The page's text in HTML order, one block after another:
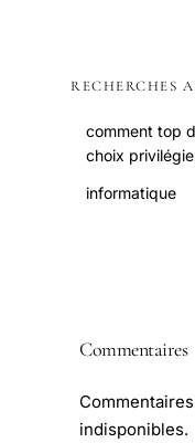
RECHERCHES
comment top
choix
informatique
Commentaires
indisponibles.